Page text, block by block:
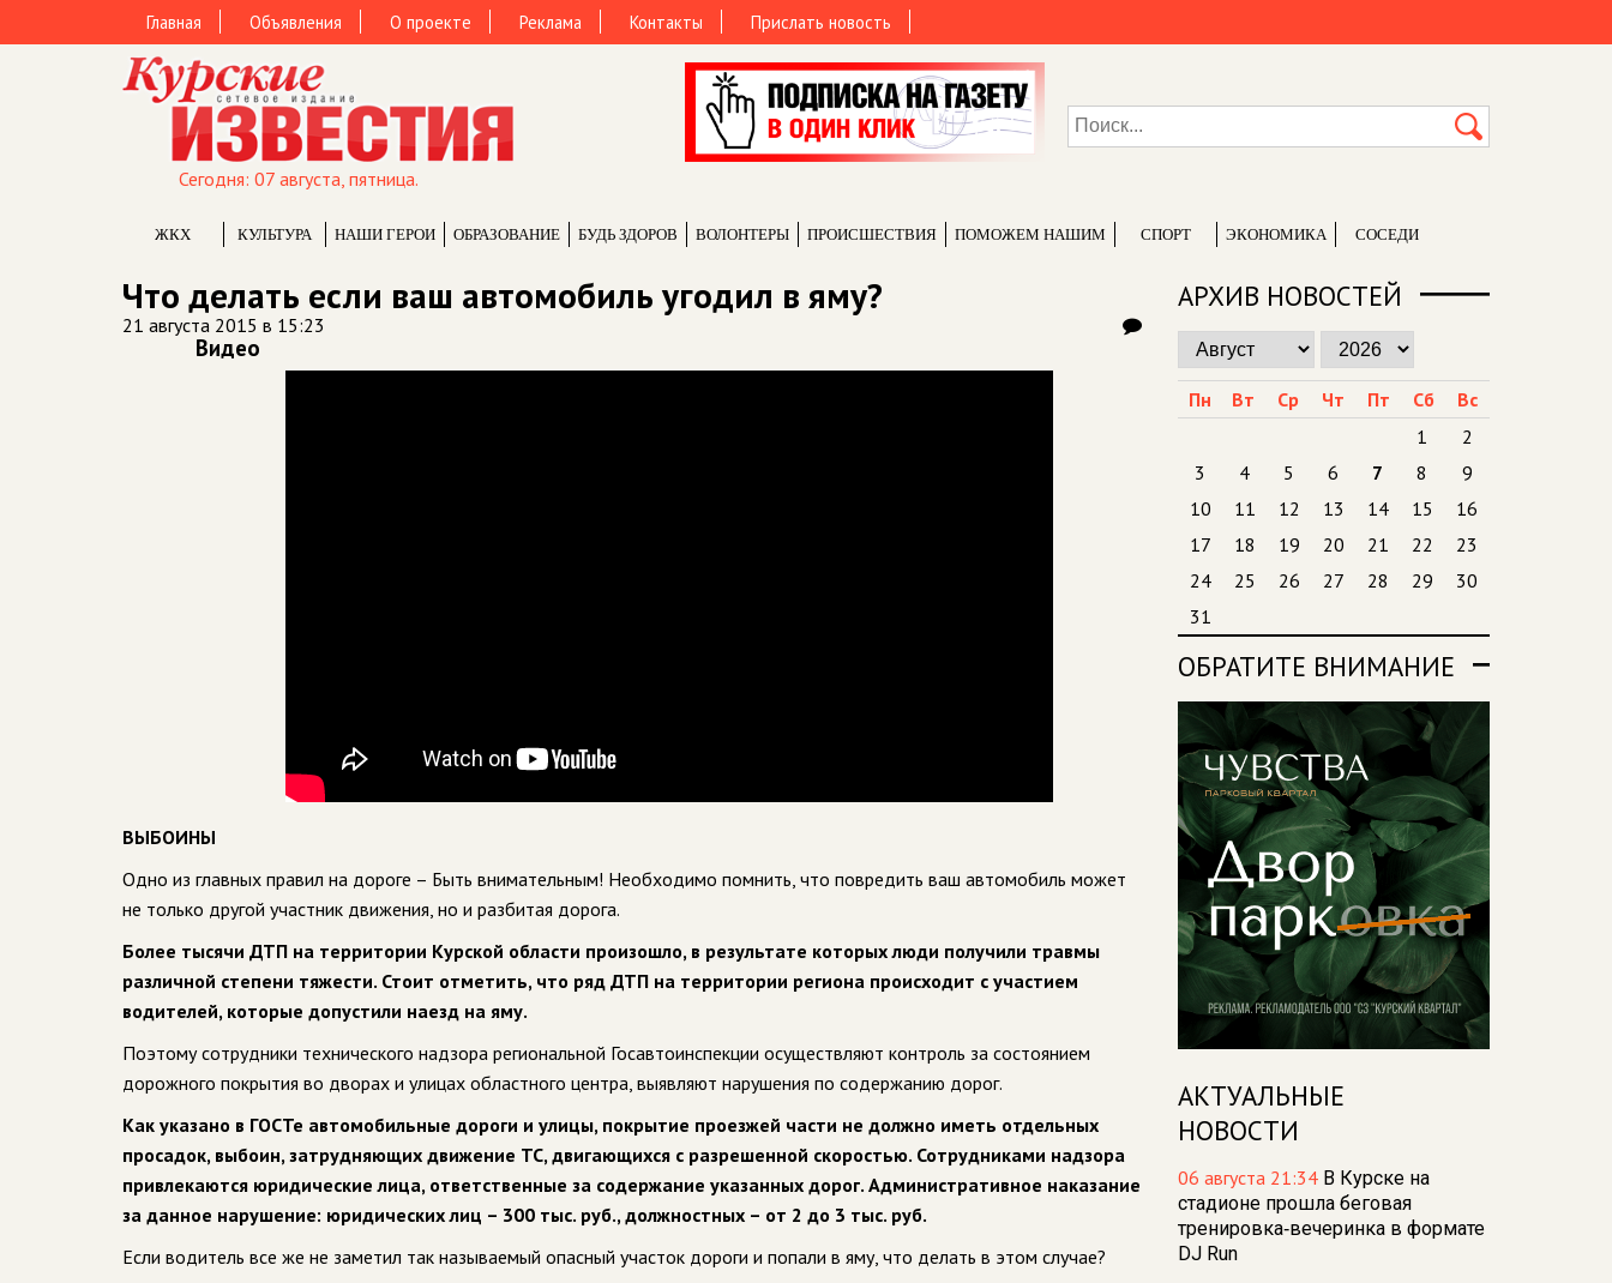
Главная Объявления О проекте Реклама Контакты Прислать новость
Сегодня: 07 августа, пятница.
ЖКХ КУЛЬТУРА НАШИ ГЕРОИ ОБРАЗОВАНИЕ БУДЬ ЗДОРОВ ВОЛОНТЕРЫ ПРОИCШЕСТВИЯ ПОМОЖЕМ НАШИМ СПОРТ ЭКОНОМИКА СОСЕДИ
Что делать если ваш автомобиль угодил в яму?
21 августа 2015 в 15:23
Видео
ВЫБОИНЫ
Одно из главных правил на дороге – Быть внимательным! Необходимо помнить, что повредить ваш автомобиль может
не только другой участник движения, но и разбитая дорога.
Более тысячи ДТП на территории Курской области произошло, в результате которых люди получили травмы
различной степени тяжести. Стоит отметить, что ряд ДТП на территории региона происходит с участием
водителей, которые допустили наезд на яму.
Поэтому сотрудники технического надзора региональной Госавтоинспекции осуществляют контроль за состоянием
дорожного покрытия во дворах и улицах областного центра, выявляют нарушения по содержанию дорог.
Как указано в ГОСТе автомобильные дороги и улицы, покрытие проезжей части не должно иметь отдельных
просадок, выбоин, затрудняющих движение ТС, двигающихся с разрешенной скоростью. Сотрудниками надзора
привлекаются юридические лица, ответственные за содержание указанных дорог. Административное наказание
за данное нарушение: юридических лиц – 300 тыс. руб., должностных – от 2 до 3 тыс. руб.
Если водитель все же не заметил так называемый опасный участок дороги и попали в яму, что делать в этом случае?
АРХИВ НОВОСТЕЙ
Пн Вт Ср Чт Пт Сб
Вс
1
2
3
4 5 6 7 8
9
10
11 12 13 14 15
16
17
18 19 20 21 22
23
24
25 26 27 28 29
30
31
ОБРАТИТЕ ВНИМАНИЕ
АКТУАЛЬНЫЕ
НОВОСТИ
06 августа 21:34 В Курске на
стадионе прошла беговая
тренировка‑вечеринка в формате
DJ Run